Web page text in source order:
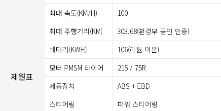
제원표
최대 속도(KM/H)
100
최대 주행거리(KM)
303.68(환경부 공인 인증)
배터리(KWH)
106(리튬 이온)
모터 PMSM 타이어
215 / 75R
제동장치
ABS + EBD
스티어링
파워 스티어링